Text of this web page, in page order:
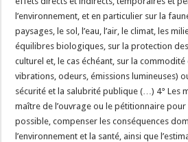
l’environnement, et en particulier sur la
paysages, le sol, l’eau, l’air, le climat, les
équilibres biologiques, sur la protection
culturel et, le cas échéant, sur la
vibrations, odeurs, émissions lumineuses)
sécurité et la salubrité publique (…) 4° Les
maître de l’ouvrage ou le pétitionnaire
possible, compenser les conséquences
l’environnement et la santé, ainsi que